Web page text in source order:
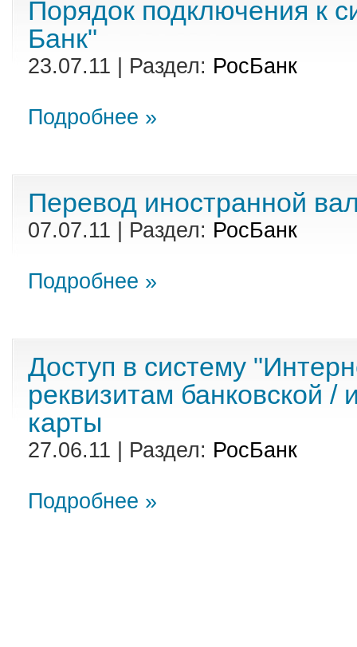
Порядок подключения к
Банк"
23.07.11 | Раздел: РосБанк
Подробнее »
Перевод иностранной
07.07.11 | Раздел: РосБанк
Подробнее »
Доступ в систему
реквизитам банковской
карты
27.06.11 | Раздел: РосБанк
Подробнее »